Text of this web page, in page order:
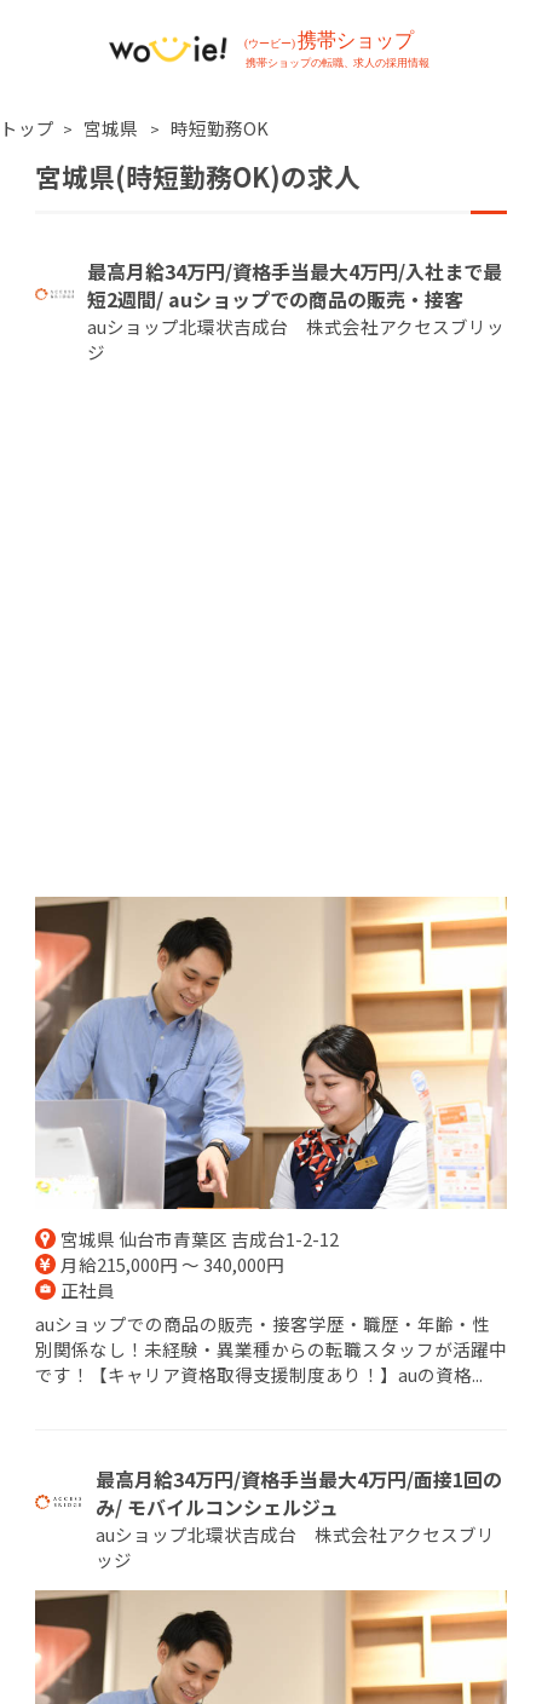
トップ 宮城県 時短勤務OK
宮城県(時短勤務OK)の求人
最高月給34万円/資格手当最大4万円/入社まで最
短2週間/ auショップでの商品の販売・接客
auショップ北環状吉成台 株式会社アクセスブリッ
ジ
宮城県 仙台市青葉区 吉成台1-2-12
月給215,000円 ～ 340,000円
正社員
auショップでの商品の販売・接客学歴・職歴・年齢・性
別関係なし！未経験・異業種からの転職スタッフが活躍中
です！【キャリア資格取得支援制度あり！】auの資格...
最高月給34万円/資格手当最大4万円/面接1回の
み/ モバイルコンシェルジュ
auショップ北環状吉成台 株式会社アクセスブリ
ッジ